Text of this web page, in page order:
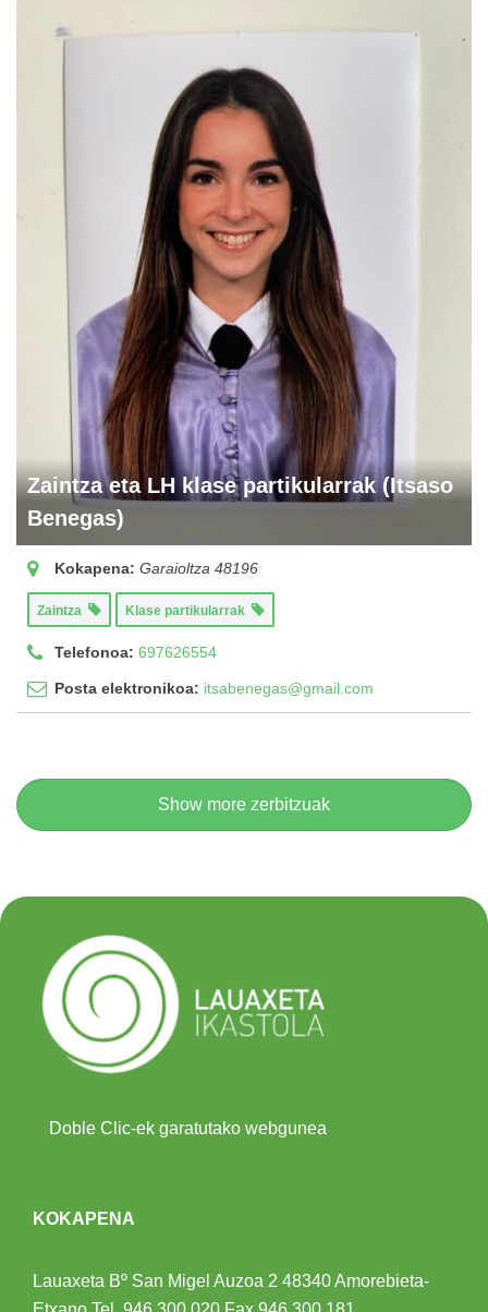
Zaintza eta LH klase partikularrak (Itsaso
Benegas)
Kokapena: Garaioltza 48196
Zaintza Klase partikularrak
Telefonoa: 697626554
Posta elektronikoa: itsabenegas@gmail.com
Show more zerbitzuak
Doble Clic-ek garatutako webgunea
KOKAPENA
Lauaxeta Bº San Migel Auzoa 2 48340 Amorebieta-